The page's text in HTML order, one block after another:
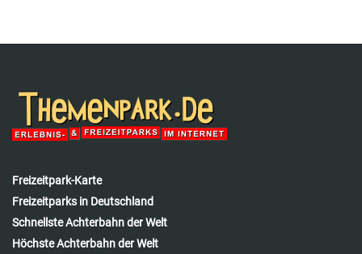
Freizeitpark-Karte
Freizeitparks in Deutschland
Schnellste Achterbahn der Welt
Höchste Achterbahn der Welt